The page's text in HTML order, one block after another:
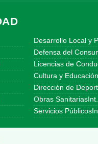
Desarrollo Local y
Defensa del
Licencias de
Cultura y
Dirección de
Obras
Servicios